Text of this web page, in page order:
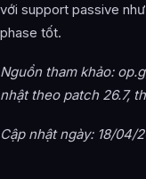
với support passive
phase tốt.
Nguồn tham khảo:
nhật theo patch 26.7,
Cập nhật ngày: 18/04/